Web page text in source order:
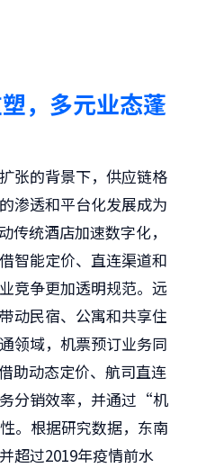
，多元业态蓬
张的背景下，供应链格
渗透和平台化发展成为
传统酒店加速数字化，
智能定价、直连渠道和
竞争更加透明规范。远
动民宿、公寓和共享住
领域，机票预订业务同
助动态定价、航司直连
分销效率，并通过“机
。根据研究数据，东南
超过2019年疫情前水